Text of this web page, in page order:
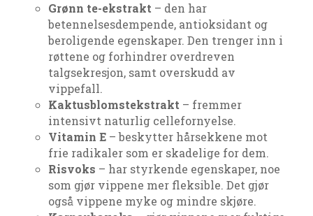
Grønn te-ekstrakt – den har
betennelsesdempende, antioksidant og
beroligende egenskaper. Den trenger inn i
røttene og forhindrer overdreven
talgsekresjon, samt overskudd av
vippefall.
Kaktusblomstekstrakt – fremmer
intensivt naturlig cellefornyelse.
Vitamin E – beskytter hårsekkene mot
frie radikaler som er skadelige for dem.
Risvoks – har styrkende egenskaper, noe
som gjør vippene mer fleksible. Det gjør
også vippene myke og mindre skjøre.